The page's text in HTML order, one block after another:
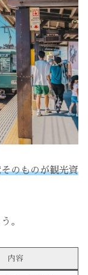
のものが観光資
。
内容